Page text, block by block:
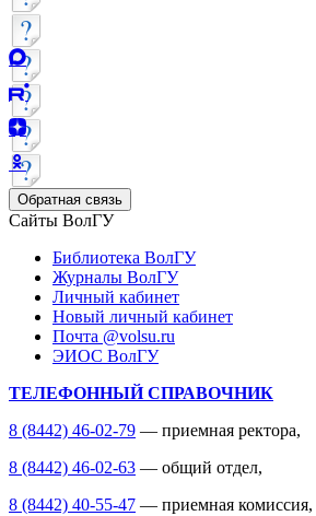
Обратная связь
Сайты ВолГУ
Библиотека ВолГУ
Журналы ВолГУ
Личный кабинет
Новый личный кабинет
Почта @volsu.ru
ЭИОС ВолГУ
ТЕЛЕФОННЫЙ СПРАВОЧНИК
8 (8442) 46-02-79 — приемная ректора,
8 (8442) 46-02-63 — общий отдел,
8 (8442) 40-55-47 — приемная комиссия,